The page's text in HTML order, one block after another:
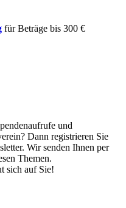
für Beträge bis 300 €
und
Dann registrieren Sie
Wir senden Ihnen per
Themen.
sich auf Sie!